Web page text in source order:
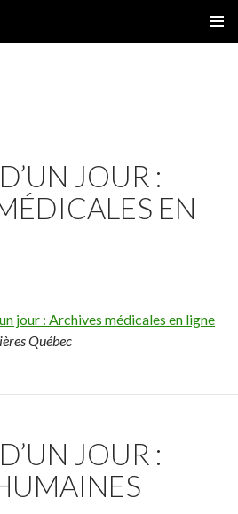
JOUR :
EN
jour : Archives médicales en ligne
Québec
JOUR :